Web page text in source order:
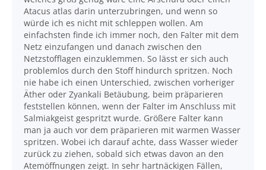
Atacus atlas darin unterzubringen, und wenn so
würde ich es nicht mit schleppen wollen. Am
einfachsten finde ich immer noch, den Falter mit dem
Netz einzufangen und danach zwischen den
Netzstofflagen einzuklemmen. So lässt er sich auch
problemlos durch den Stoff hindurch spritzen. Noch
nie habe ich einen Unterschied, zwischen vorheriger
Äther oder Zyankali Betäubung, beim präparieren
feststellen können, wenn der Falter im Anschluss mit
Salmiakgeist gespritzt wurde. Größere Falter kann
man ja auch vor dem präparieren mit warmen Wasser
spritzen. Wobei ich darauf achte, dass Wasser wieder
zurück zu ziehen, sobald sich etwas davon an den
Atemöffnungen zeigt. In sehr hartnäckigen Fällen,